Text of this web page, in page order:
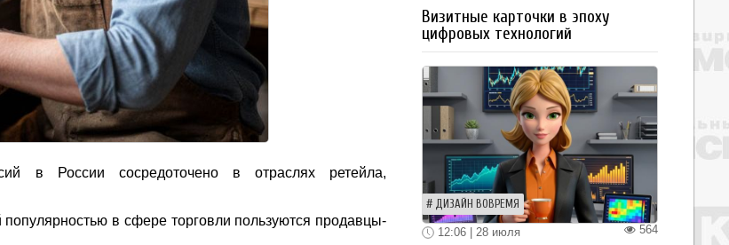
в России сосредоточено в отраслях ретейла,
в сфере торговли пользуются продавцы-
Визитные карточки в эпоху
цифровых технологий
ДИЗАЙН ВОВРЕМЯ
564
12:06 | 28 июля